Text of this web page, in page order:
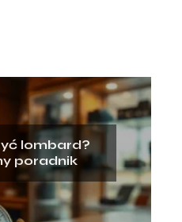
lombard?
poradnik